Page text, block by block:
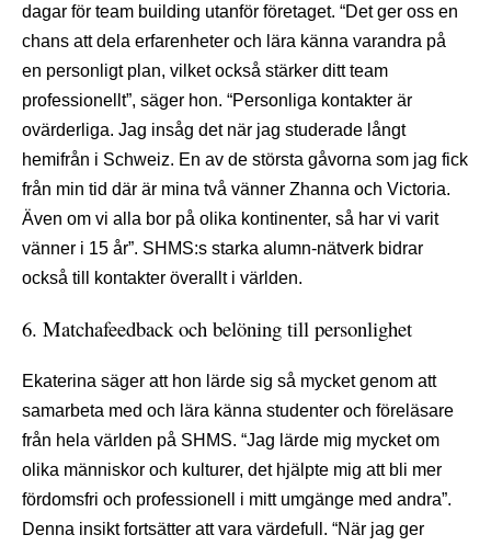
dagar för team building utanför företaget. “Det ger oss en
chans att dela erfarenheter och lära känna varandra på
en personligt plan, vilket också stärker ditt team
professionellt”, säger hon. “Personliga kontakter är
ovärderliga. Jag insåg det när jag studerade långt
hemifrån i Schweiz. En av de största gåvorna som jag fick
från min tid där är mina två vänner Zhanna och Victoria.
Även om vi alla bor på olika kontinenter, så har vi varit
vänner i 15 år”. SHMS:s starka alumn-nätverk bidrar
också till kontakter överallt i världen.
6. Matchafeedback och belöning till personlighet
Ekaterina säger att hon lärde sig så mycket genom att
samarbeta med och lära känna studenter och föreläsare
från hela världen på SHMS. “Jag lärde mig mycket om
olika människor och kulturer, det hjälpte mig att bli mer
fördomsfri och professionell i mitt umgänge med andra”.
Denna insikt fortsätter att vara värdefull. “När jag ger